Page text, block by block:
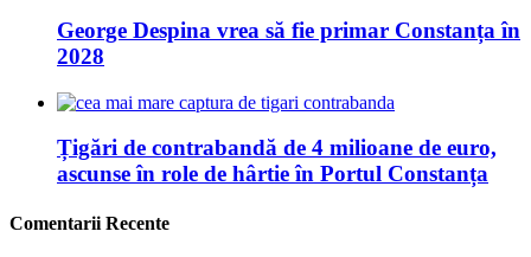
ascunse în role de hârtie în Portul Constanța
Citeste si articolul: Raw Vegan Stil De Viata Sanatos! […]...
Cântarul Prieten Sau Dușman In Pierderea Greutății Și Slăbit:
[…] 14 Sfaturi Pentru Un Stil De Viață Sănătos […]...
[…]...